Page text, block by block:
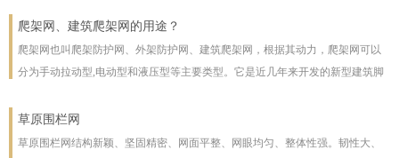
爬架网、建筑爬架网的用途？
爬架网也叫爬架防护网、外架防护网、建筑爬架网，根据其动力，爬架网可以
分为手动拉动型,电动型和液压型等主要类型。它是近几年来开发的新型建筑脚
彻底改善了脚手架技术
草原围栏网
草原围栏网结构新颖、坚固精密、网面平整、网眼均匀、整体性强。韧性大、